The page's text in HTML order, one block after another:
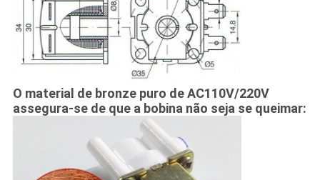
O material de bronze puro de AC110V/220V
assegura-se de que a bobina não seja se queimar: